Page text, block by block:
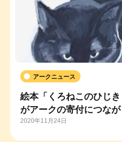
アークニュース
絵本「くろねこのひじ
がアークの寄付につな
2020年11月24日